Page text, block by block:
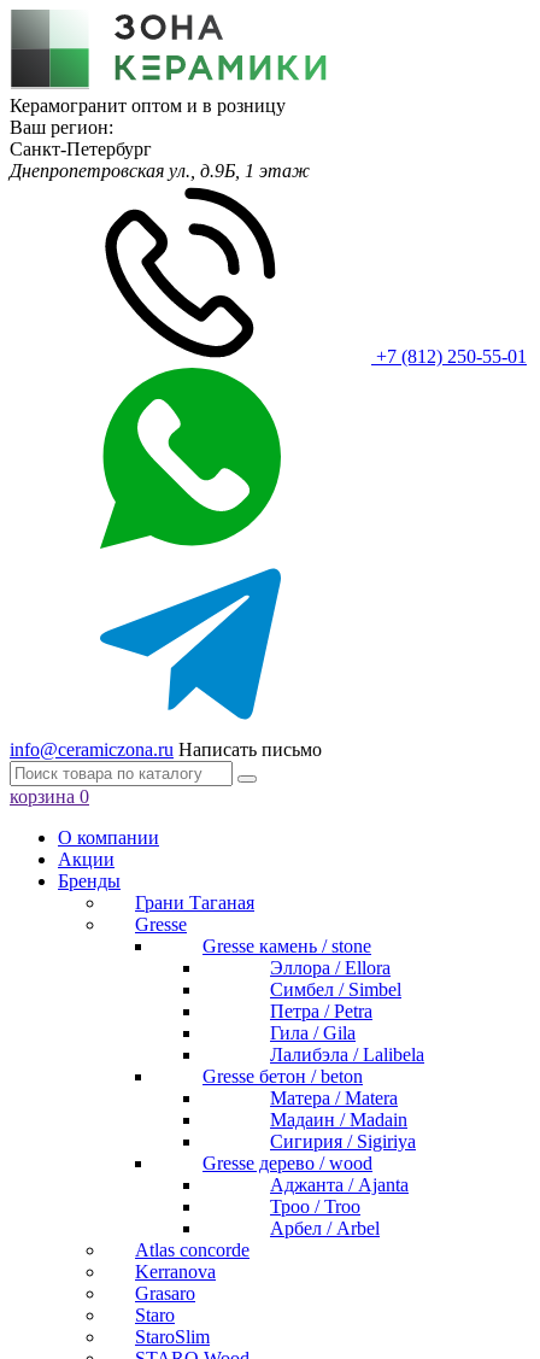
Керамогранит оптом и в розницу
Ваш регион:
Санкт-Петербург
Днепропетровская ул., д.9Б, 1 этаж
+7 (812) 250-55-01
info@ceramiczona.ru Написать письмо
корзина 0
О компании
Акции
Бренды
Грани Таганая
Gresse
Gresse камень / stone
Эллора / Ellora
Симбел / Simbel
Петра / Petra
Гила / Gila
Лалибэла / Lalibela
Gresse бетон / beton
Матера / Matera
Мадаин / Madain
Сигирия / Sigiriya
Gresse дерево / wood
Аджанта / Ajanta
Троо / Troo
Арбел / Arbel
Atlas concorde
Kerranova
Grasaro
Staro
StaroSlim